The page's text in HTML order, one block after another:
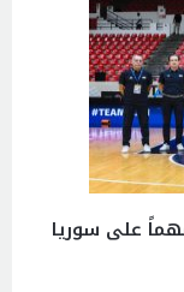
على سوريا